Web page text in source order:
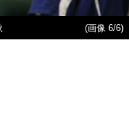
(画像 6/6)